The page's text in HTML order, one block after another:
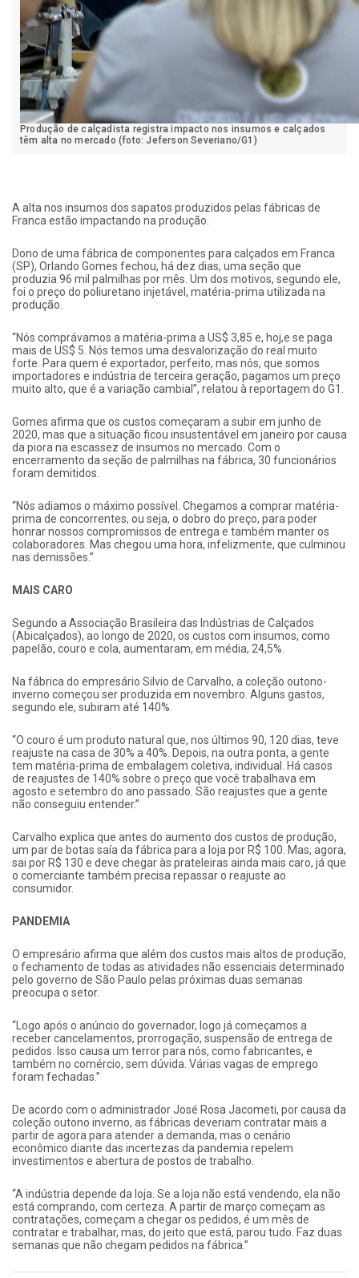
Produção de calçadista registra impacto nos insumos e calçados
têm alta no mercado (foto: Jeferson Severiano/G1)
A alta nos insumos dos sapatos produzidos pelas fábricas de
Franca estão impactando na produção.
Dono de uma fábrica de componentes para calçados em Franca
(SP), Orlando Gomes fechou, há dez dias, uma seção que
produzia 96 mil palmilhas por mês. Um dos motivos, segundo ele,
foi o preço do poliuretano injetável, matéria-prima utilizada na
produção.
“Nós comprávamos a matéria-prima a US$ 3,85 e, hoj,e se paga
mais de US$ 5. Nós temos uma desvalorização do real muito
forte. Para quem é exportador, perfeito, mas nós, que somos
importadores e indústria de terceira geração, pagamos um preço
muito alto, que é a variação cambial”, relatou à reportagem do G1.
Gomes afirma que os custos começaram a subir em junho de
2020, mas que a situação ficou insustentável em janeiro por causa
da piora na escassez de insumos no mercado. Com o
encerramento da seção de palmilhas na fábrica, 30 funcionários
foram demitidos.
“Nós adiamos o máximo possível. Chegamos a comprar matéria-
prima de concorrentes, ou seja, o dobro do preço, para poder
honrar nossos compromissos de entrega e também manter os
colaboradores. Mas chegou uma hora, infelizmente, que culminou
nas demissões.”
MAIS CARO
Segundo a Associação Brasileira das Indústrias de Calçados
(Abicalçados), ao longo de 2020, os custos com insumos, como
papelão, couro e cola, aumentaram, em média, 24,5%.
Na fábrica do empresário Silvio de Carvalho, a coleção outono-
inverno começou ser produzida em novembro. Alguns gastos,
segundo ele, subiram até 140%.
“O couro é um produto natural que, nos últimos 90, 120 dias, teve
reajuste na casa de 30% a 40%. Depois, na outra ponta, a gente
tem matéria-prima de embalagem coletiva, individual. Há casos
de reajustes de 140% sobre o preço que você trabalhava em
agosto e setembro do ano passado. São reajustes que a gente
não conseguiu entender.”
Carvalho explica que antes do aumento dos custos de produção,
um par de botas saía da fábrica para a loja por R$ 100. Mas, agora,
sai por R$ 130 e deve chegar às prateleiras ainda mais caro, já que
o comerciante também precisa repassar o reajuste ao
consumidor.
PANDEMIA
O empresário afirma que além dos custos mais altos de produção,
o fechamento de todas as atividades não essenciais determinado
pelo governo de São Paulo pelas próximas duas semanas
preocupa o setor.
“Logo após o anúncio do governador, logo já começamos a
receber cancelamentos, prorrogação, suspensão de entrega de
pedidos. Isso causa um terror para nós, como fabricantes, e
também no comércio, sem dúvida. Várias vagas de emprego
foram fechadas.”
De acordo com o administrador José Rosa Jacometi, por causa da
coleção outono inverno, as fábricas deveriam contratar mais a
partir de agora para atender a demanda, mas o cenário
econômico diante das incertezas da pandemia repelem
investimentos e abertura de postos de trabalho.
“A indústria depende da loja. Se a loja não está vendendo, ela não
está comprando, com certeza. A partir de março começam as
contratações, começam a chegar os pedidos, é um mês de
contratar e trabalhar, mas, do jeito que está, parou tudo. Faz duas
semanas que não chegam pedidos na fábrica.”